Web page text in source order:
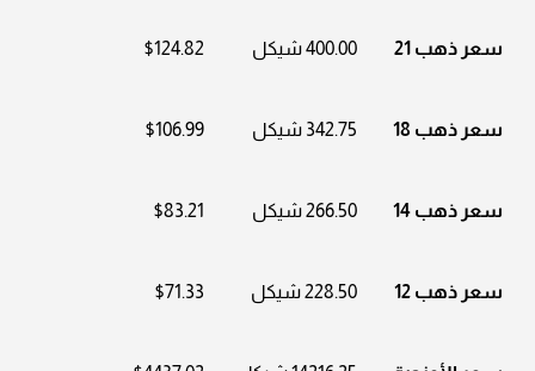
سعر ذهب 21 400.00 شيكل $124.82
سعر ذهب 18 342.75 شيكل $106.99
سعر ذهب 14 266.50 شيكل $83.21
سعر ذهب 12 228.50 شيكل $71.33